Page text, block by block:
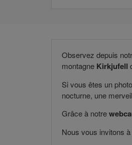
Observez depuis
montagne Kirkjufell
Si vous êtes un
nocturne, une
Grâce à notre
Nous vous invitons